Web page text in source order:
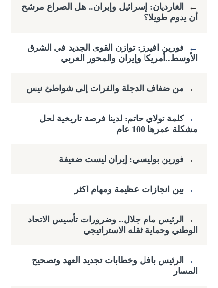
←
الغارديان: إسرائيل وإيران.. هل الصراع مرشح
أن يدوم طويلا؟
←
فورين افيرز: توازن القوى الجديد في الشرق
الأوسط..أمريكا وإيران والمحور العربي
← من ضفاف الدجلة والفرات إلى شواطئ نيس
← كلمة تولاي حاتم: لدينا فرصة تاريخية لحل
مشكلة عمرها 100 عام
← فورين بوليسي: إيران ليست ضعيفة
← بين انجازات عظيمة ومهام اكثر
←
الرئيس مام جلال.. وضرورات تأسيس الاتحاد
الوطني وحماية ثقله الاستراتيجي
←
الرئيس بافل وخطابات تجديد العهد وتصحيح
المسار